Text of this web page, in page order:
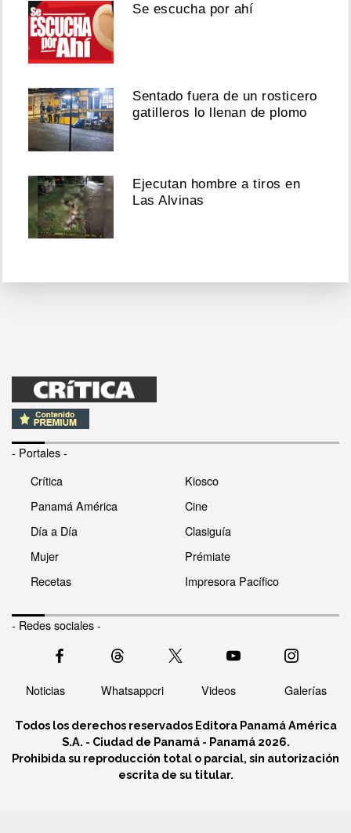
Se escucha por ahí
Sentado fuera de un rosticero
gatilleros lo llenan de plomo
Ejecutan hombre a tiros en
Las Alvinas
- Portales -
Crítica
Panamá América
Día a Día
Mujer
Recetas
Kiosco
Cine
Clasiguía
Prémiate
Impresora Pacífico
- Redes sociales -
Noticias Whatsappcri Videos Galerías
Todos los derechos reservados Editora Panamá América
S.A. - Ciudad de Panamá - Panamá 2026.
Prohibida su reproducción total o parcial, sin autorización
escrita de su titular.